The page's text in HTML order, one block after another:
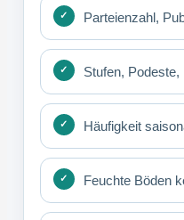
Parteienzahl,
Stufen,
Häufigkeit
Feuchte Böden